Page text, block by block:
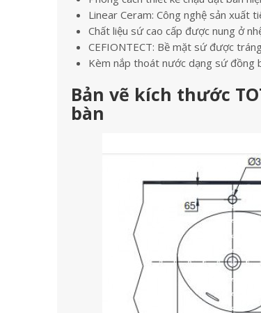
Linear Ceram: Công nghệ sản xuất
Chất liệu sứ cao cấp được nung ở
CEFIONTECT: Bề mặt sứ được
Kèm nắp thoát nước dạng sứ đồng
Bản vẽ kích thước
bàn